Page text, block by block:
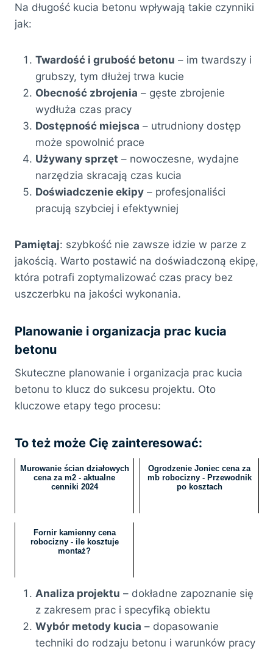
Na długość kucia betonu wpływają takie czynniki
jak:
Twardość i grubość betonu – im twardszy i
grubszy, tym dłużej trwa kucie
Obecność zbrojenia – gęste zbrojenie
wydłuża czas pracy
Dostępność miejsca – utrudniony dostęp
może spowolnić prace
Używany sprzęt – nowoczesne, wydajne
narzędzia skracają czas kucia
Doświadczenie ekipy – profesjonaliści
pracują szybciej i efektywniej
Pamiętaj: szybkość nie zawsze idzie w parze z
jakością. Warto postawić na doświadczoną ekipę,
która potrafi zoptymalizować czas pracy bez
uszczerbku na jakości wykonania.
Planowanie i organizacja prac kucia
betonu
Skuteczne planowanie i organizacja prac kucia
betonu to klucz do sukcesu projektu. Oto
kluczowe etapy tego procesu:
To też może Cię zainteresować:
Murowanie ścian działowych
cena za m2 - aktualne
cenniki 2024
Ogrodzenie Joniec cena za
mb robocizny - Przewodnik
po kosztach
Fornir kamienny cena
robocizny - ile kosztuje
montaż?
Analiza projektu – dokładne zapoznanie się
z zakresem prac i specyfiką obiektu
Wybór metody kucia – dopasowanie
techniki do rodzaju betonu i warunków pracy